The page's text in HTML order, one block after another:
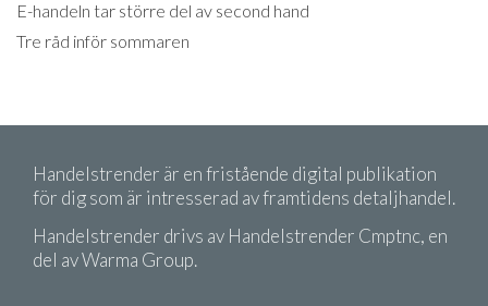
E-handeln tar större del av second hand
Tre råd inför sommaren
Handelstrender är en fristående digital publikation
för dig som är intresserad av framtidens detaljhandel.
Handelstrender drivs av Handelstrender Cmptnc, en
del av Warma Group.